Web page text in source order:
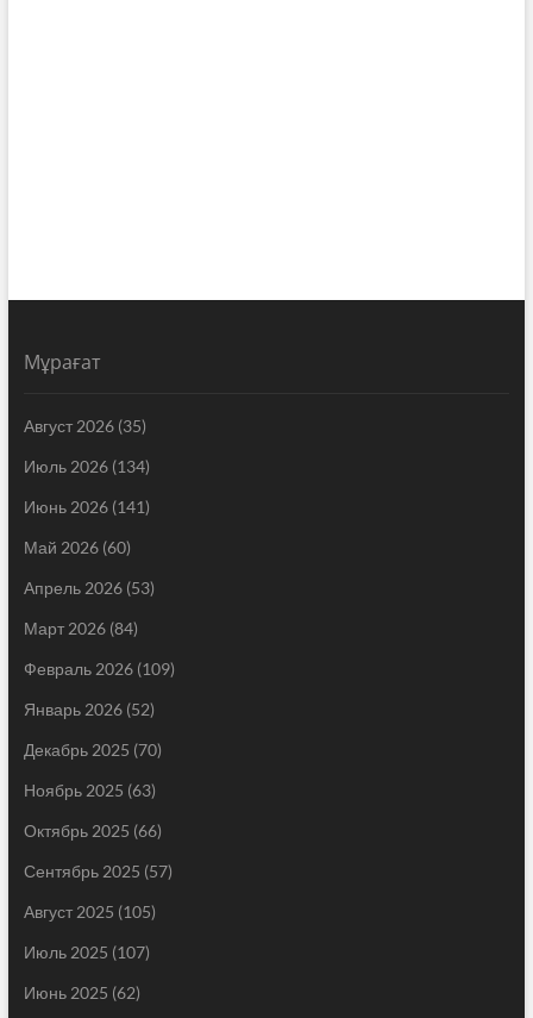
Мұрағат
Август 2026(35)
Июль 2026(134)
Июнь 2026(141)
Май 2026(60)
Апрель 2026(53)
Март 2026(84)
Февраль 2026(109)
Январь 2026(52)
Декабрь 2025 (70)
Ноябрь 2025 (63)
Октябрь 2025 (66)
Сентябрь 2025 (57)
Август 2025 (105)
Июль 2025 (107)
Июнь 2025 (62)